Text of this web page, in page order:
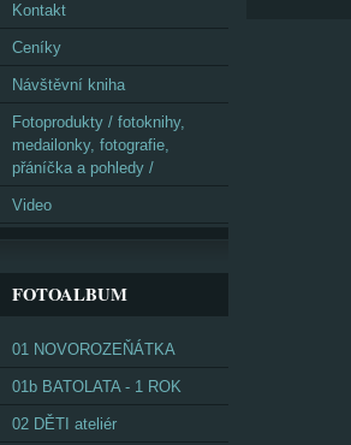
Kontakt
Ceníky
Návštěvní kniha
Fotoprodukty / fotoknihy,
medailonky, fotografie,
přáníčka a pohledy /
Video
FOTOALBUM
01 NOVOROZEŇÁTKA
01b BATOLATA - 1 ROK
02 DĚTI ateliér